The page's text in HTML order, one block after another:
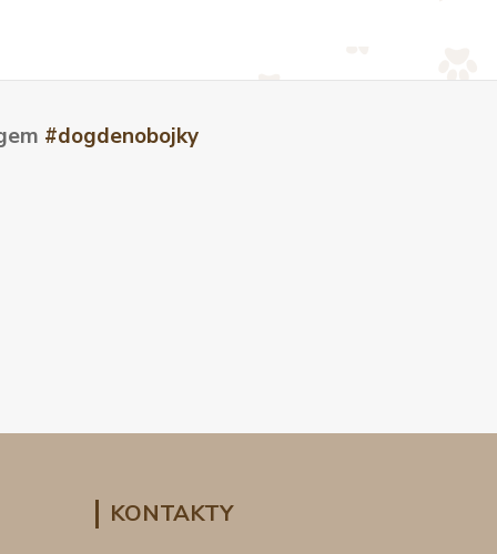
#dogdenobojky
KONTAKTY